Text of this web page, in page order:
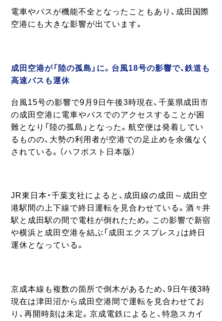
電車やバスが機能不全となったこともあり、成田国際
空港にも大きな影響が出ています。
成田空港が「陸の孤島」に。台風18号の影響で、鉄道も
高速バスも運休
台風15号の影響で9月9日午後3時現在、千葉県成田市
の成田空港に電車やバスでのアクセスすることが困
難となり「陸の孤島」となった。航空便は発着してい
るものの、大勢の利用者が空港での足止めを余儀なく
されている。（ハフポスト日本版）
JR東日本・千葉支社によると、成田線の成田～成田空
港駅間の上下線で終日運転を見合わせている。酒々井
駅と成田駅の間で電柱が倒れたため。この影響で新宿
や横浜と成田空港を結ぶ「成田エクスプレス」は終日
運休となっている。
京成本線も複数の箇所で倒木があるため、9日午後3時
現在は津田沼から成田空港間で運転を見合わせてお
り、再開時刻は未定。京成電鉄によると、特急スカイ